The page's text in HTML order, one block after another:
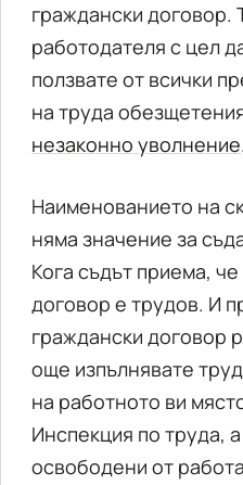
граждански договор.
работодателя с цел
ползвате от всички
на труда
незаконно уволнение.
Наименованието на
няма значение за
Кога съдът приема,
договор е трудов. И
граждански договор
още изпълнявате
на работното ви
Инспекция по труда,
освободени от